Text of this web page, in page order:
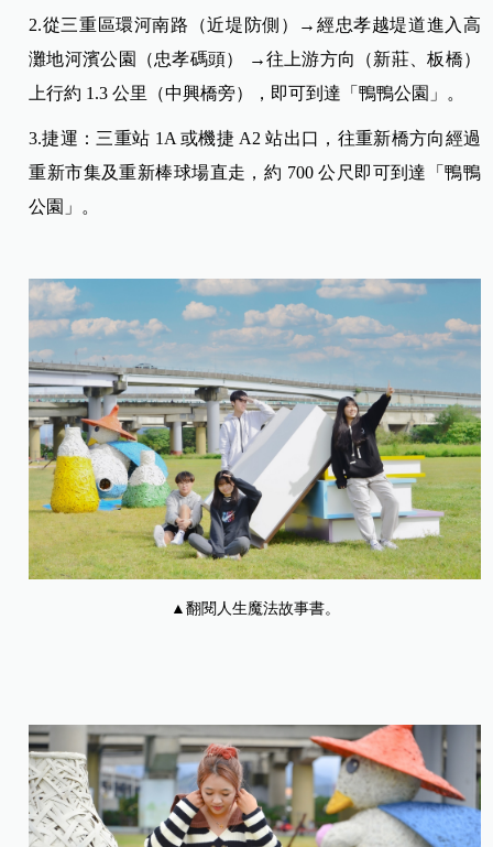
2.從三重區環河南路（近堤防側）→經忠孝越堤道進入高
灘地河濱公園（忠孝碼頭） →往上游方向（新莊、板橋）
上行約 1.3 公里（中興橋旁），即可到達「鴨鴨公園」。
3.捷運：三重站 1A 或機捷 A2 站出口，往重新橋方向經過
重新市集及重新棒球場直走，約 700 公尺即可到達「鴨鴨
公園」。
▲翻閱人生魔法故事書。